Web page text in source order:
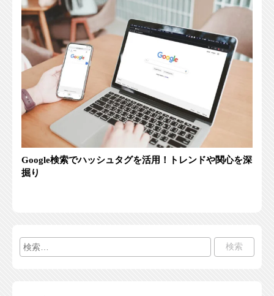
Google検索でハッシュタグを活用！トレンドや関心を深
掘り
検